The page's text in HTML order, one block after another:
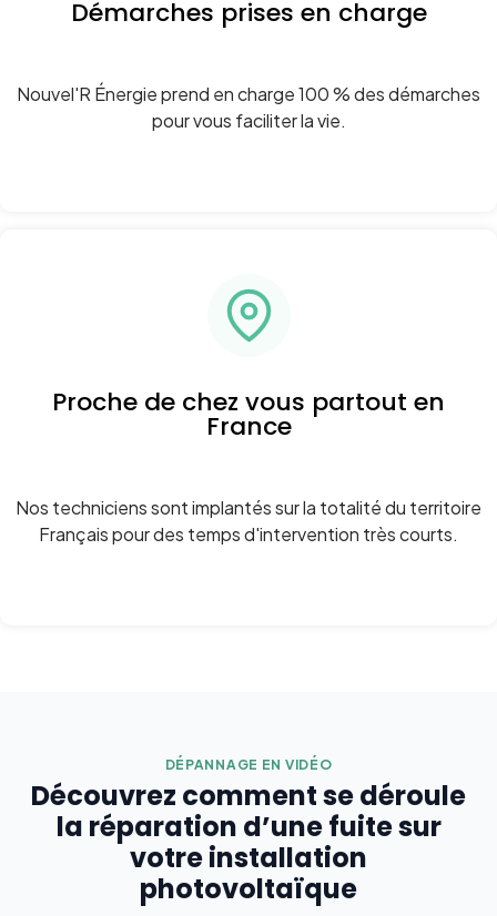
Démarches prises en charge
Nouvel'R Énergie prend en charge 100 % des démarches
pour vous faciliter la vie.
Proche de chez vous partout en
France
Nos techniciens sont implantés sur la totalité du territoire
Français pour des temps d'intervention très courts.
DÉPANNAGE EN VIDÉO
Découvrez comment se déroule
la réparation d’une fuite sur
votre installation
photovoltaïque